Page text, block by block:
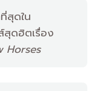
สุดใน
สุดฮิตเรื่อง
Horses